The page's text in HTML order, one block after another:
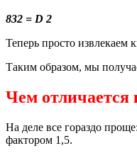
832 = D 2
Теперь просто
Таким образом, мы
Чем отличается
На деле все гораздо
фактором 1,5.